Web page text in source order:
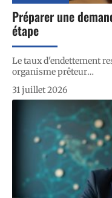
Préparer une
étape
Le taux d'endettement
organisme prêteur…
31 juillet 2026